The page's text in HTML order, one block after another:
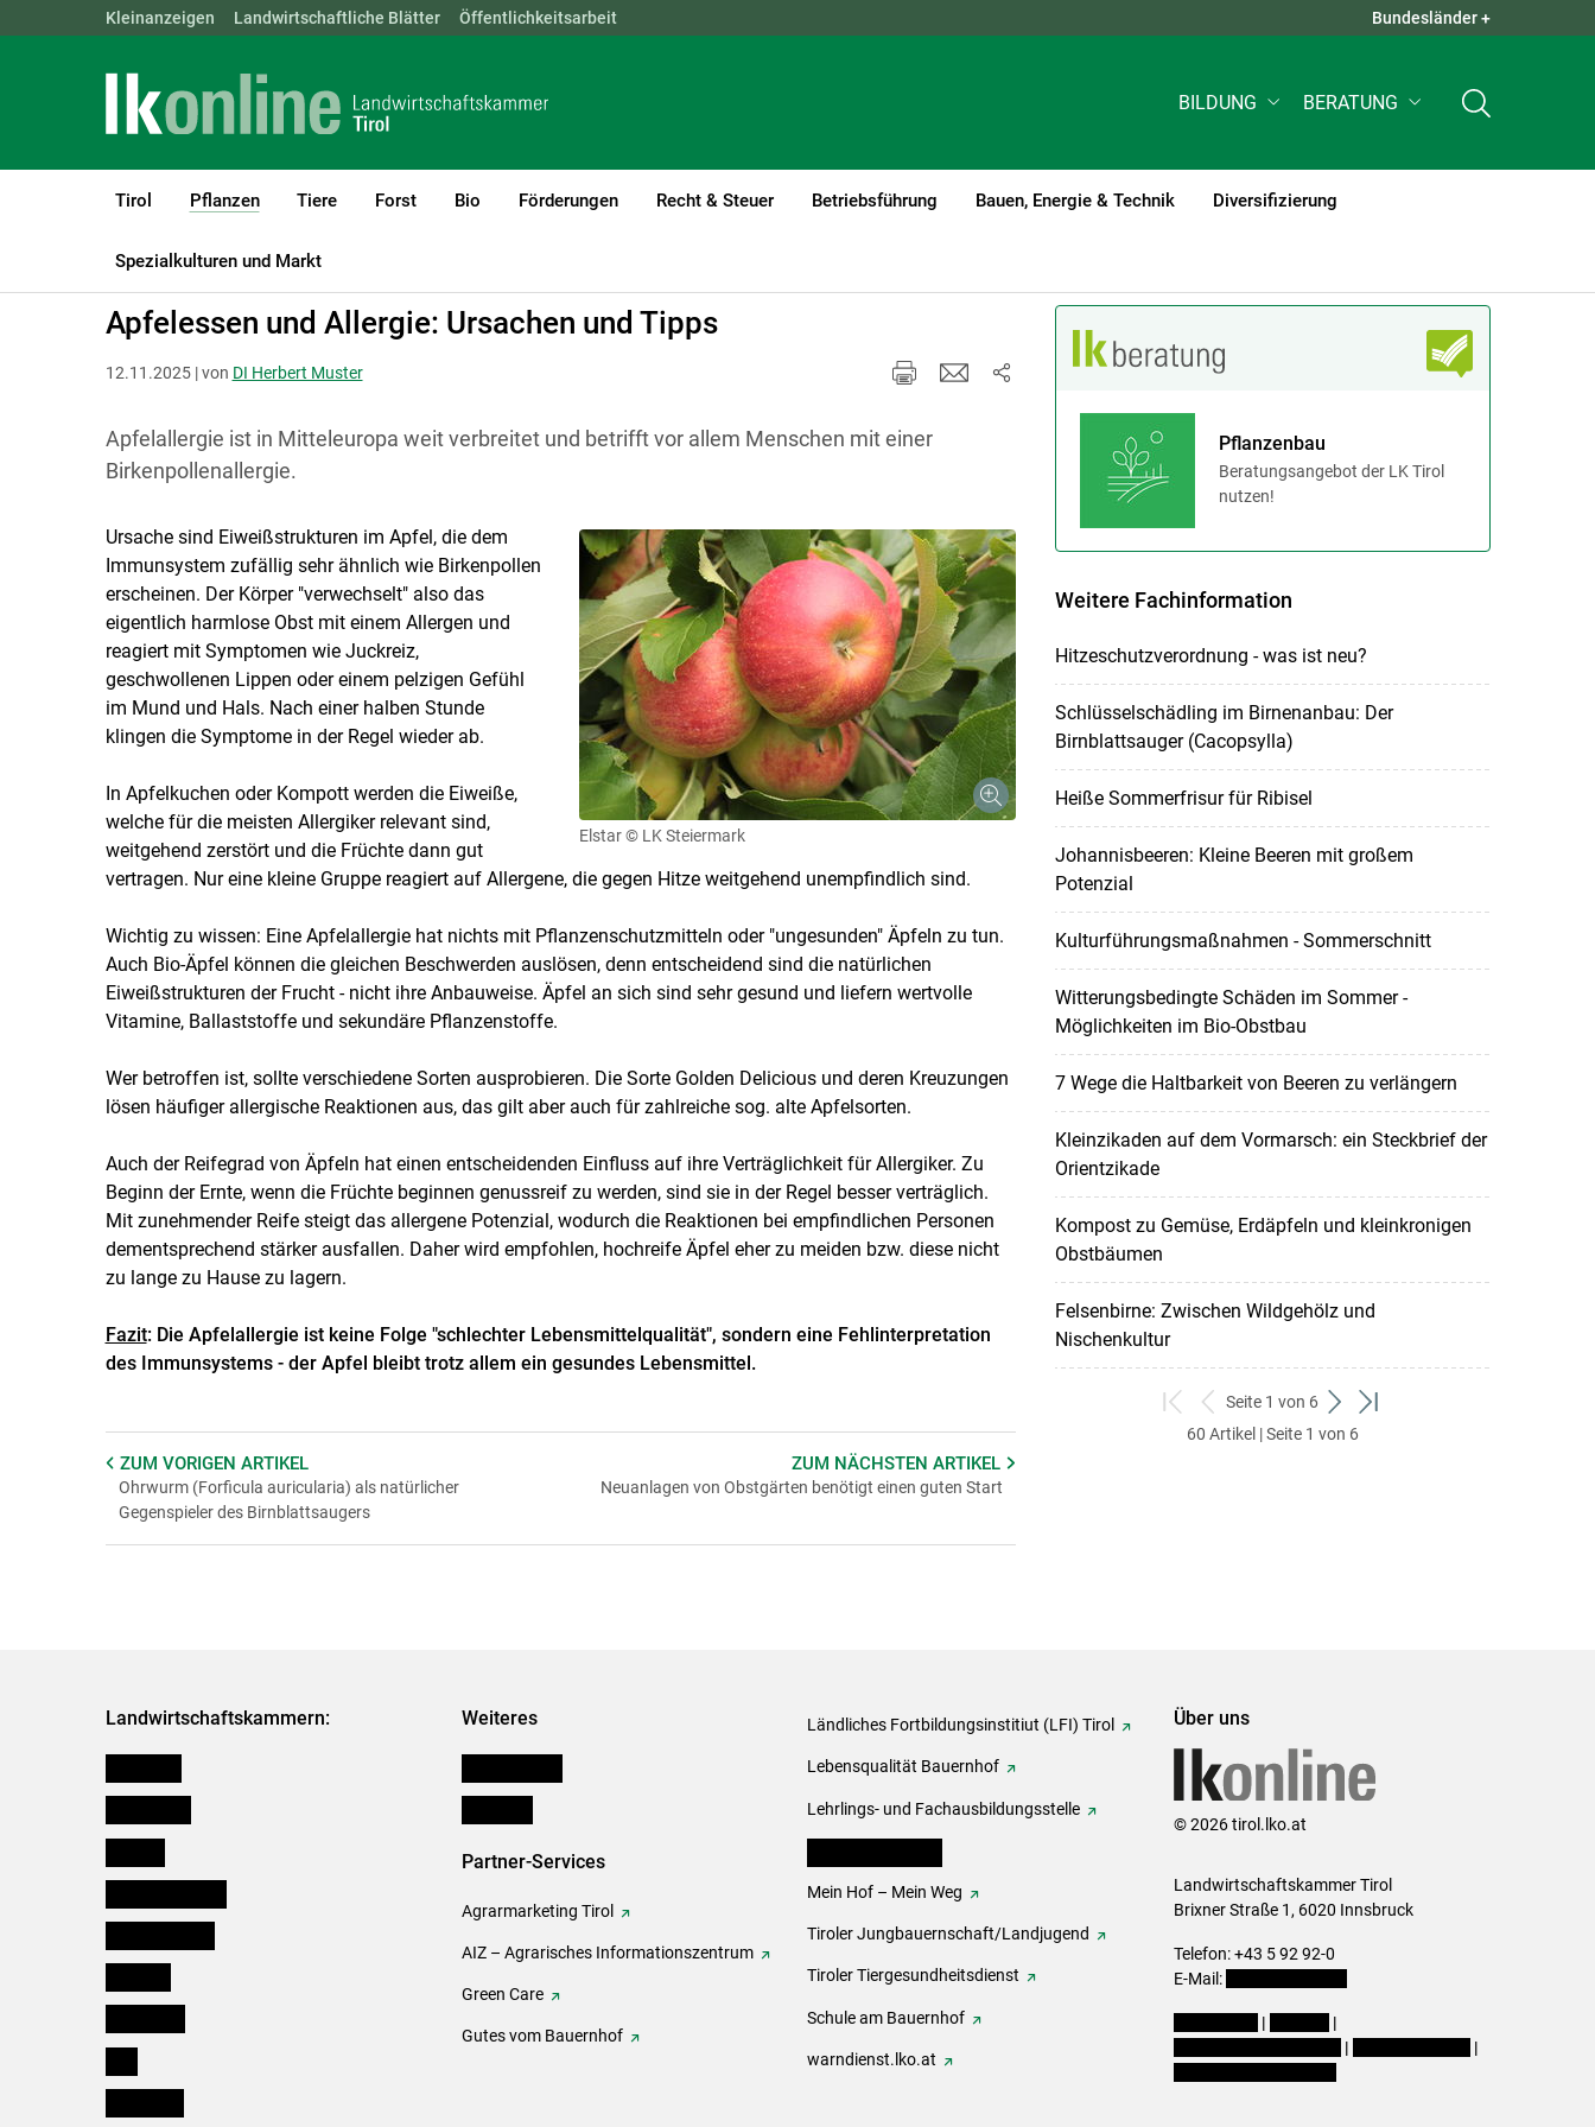
Skip to main content
Landwirtschaftskammern: ÖSTERREICH BGLD KTN NÖ OÖ QUICK LINKS +
Kleinanzeigen Landwirtschaftliche Blätter Öffentlichkeitsarbeit Bundesländer +
BILDUNG BERATUNG
Tirol Pflanzen
(current)1
Tiere Forst Bio Förderungen Recht & Steuer Betriebsführung Bauen, Energie & Technik Diversifizierung
Spezialkulturen und Markt
LK Tirol Pflanzen Obstbau
Apfelessen und Allergie: Ursachen und Tipps
12.11.2025 | von DI Herbert Muster
Apfelallergie ist in Mitteleuropa weit verbreitet und betrifft vor allem Menschen mit einer
Birkenpollenallergie.
Elstar © LK Steiermark
Ursache sind Eiweißstrukturen im Apfel, die dem
Immunsystem zufällig sehr ähnlich wie Birkenpollen
erscheinen. Der Körper "verwechselt" also das
eigentlich harmlose Obst mit einem Allergen und
reagiert mit Symptomen wie Juckreiz,
geschwollenen Lippen oder einem pelzigen Gefühl
im Mund und Hals. Nach einer halben Stunde
klingen die Symptome in der Regel wieder ab.
In Apfelkuchen oder Kompott werden die Eiweiße,
welche für die meisten Allergiker relevant sind,
weitgehend zerstört und die Früchte dann gut
vertragen. Nur eine kleine Gruppe reagiert auf Allergene, die gegen Hitze weitgehend unempfindlich sind.
Wichtig zu wissen: Eine Apfelallergie hat nichts mit Pflanzenschutzmitteln oder "ungesunden" Äpfeln zu tun.
Auch Bio-Äpfel können die gleichen Beschwerden auslösen, denn entscheidend sind die natürlichen
Eiweißstrukturen der Frucht - nicht ihre Anbauweise. Äpfel an sich sind sehr gesund und liefern wertvolle
Vitamine, Ballaststoffe und sekundäre Pflanzenstoffe.
Wer betroffen ist, sollte verschiedene Sorten ausprobieren. Die Sorte Golden Delicious und deren Kreuzungen
lösen häufiger allergische Reaktionen aus, das gilt aber auch für zahlreiche sog. alte Apfelsorten.
Auch der Reifegrad von Äpfeln hat einen entscheidenden Einfluss auf ihre Verträglichkeit für Allergiker. Zu
Beginn der Ernte, wenn die Früchte beginnen genussreif zu werden, sind sie in der Regel besser verträglich.
Mit zunehmender Reife steigt das allergene Potenzial, wodurch die Reaktionen bei empfindlichen Personen
dementsprechend stärker ausfallen. Daher wird empfohlen, hochreife Äpfel eher zu meiden bzw. diese nicht
zu lange zu Hause zu lagern.
Fazit: Die Apfelallergie ist keine Folge "schlechter Lebensmittelqualität", sondern eine Fehlinterpretation
des Immunsystems - der Apfel bleibt trotz allem ein gesundes Lebensmittel.
ZUM VORIGEN ARTIKEL
Ohrwurm (Forficula auricularia) als natürlicher
Gegenspieler des Birnblattsaugers
ZUM NÄCHSTENARTIKEL
Neuanlagen von Obstgärten benötigt einen guten Start
Pflanzenbau
Beratungsangebot der LK Tirol
nutzen!
Weitere Fachinformation
Hitzeschutzverordnung - was ist neu?
Schlüsselschädling im Birnenanbau: Der
Birnblattsauger (Cacopsylla)
Heiße Sommerfrisur für Ribisel
Johannisbeeren: Kleine Beeren mit großem
Potenzial
Kulturführungsmaßnahmen - Sommerschnitt
Witterungsbedingte Schäden im Sommer -
Möglichkeiten im Bio-Obstbau
7 Wege die Haltbarkeit von Beeren zu verlängern
Kleinzikaden auf dem Vormarsch: ein Steckbrief der
Orientzikade
Kompost zu Gemüse, Erdäpfeln und kleinkronigen
Obstbäumen
Felsenbirne: Zwischen Wildgehölz und
Nischenkultur
zum
ersten
zurück
zum
Seite 1 von 6
weiter
zum
zum
60 Artikel | Seite 1 von 6
Landwirtschaftskammern: Weiteres
Partner-Services
Agrarmarketing Tirol
AIZ – Agrarisches Informationszentrum
Green Care
Gutes vom Bauernhof
Ländliches Fortbildungsinstitiut (LFI) Tirol
Lebensqualität Bauernhof
Lehrlings- und Fachausbildungsstelle
Mein Hof – Mein Weg
Tiroler Jungbauernschaft/Landjugend
Tiroler Tiergesundheitsdienst
Schule am Bauernhof
warndienst.lko.at
Über uns
© 2026 tirol.lko.at
Landwirtschaftskammer Tirol
Brixner Straße 1, 6020 Innsbruck
Telefon: +43 5 92 92-0
E-Mail:
|
|
|
|